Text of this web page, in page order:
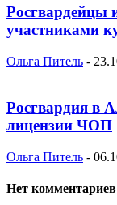
Росгвардейцы
участниками
Ольга Питель -
Росгвардия в
лицензии ЧОП
Ольга Питель -
Нет комментариев